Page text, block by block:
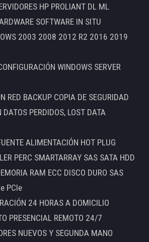
HP PROLIANT DL ML
SOFTWARE IN SITU
2003 2008 2012 R2 2016 2019
WINDOWS SERVER
RED BACKUP COPIA DE SEGURIDAD
DATOS PERDIDOS, LOST DATA
ALIMENTACIÓN HOT PLUG
PERC SMARTARRAY SAS SATA HDD
RAM ECC DISCO DURO SAS
PCIe
24 HORAS A DOMICILIO
PRESENCIAL REMOTO 24/7
NUEVOS Y SEGUNDA MANO